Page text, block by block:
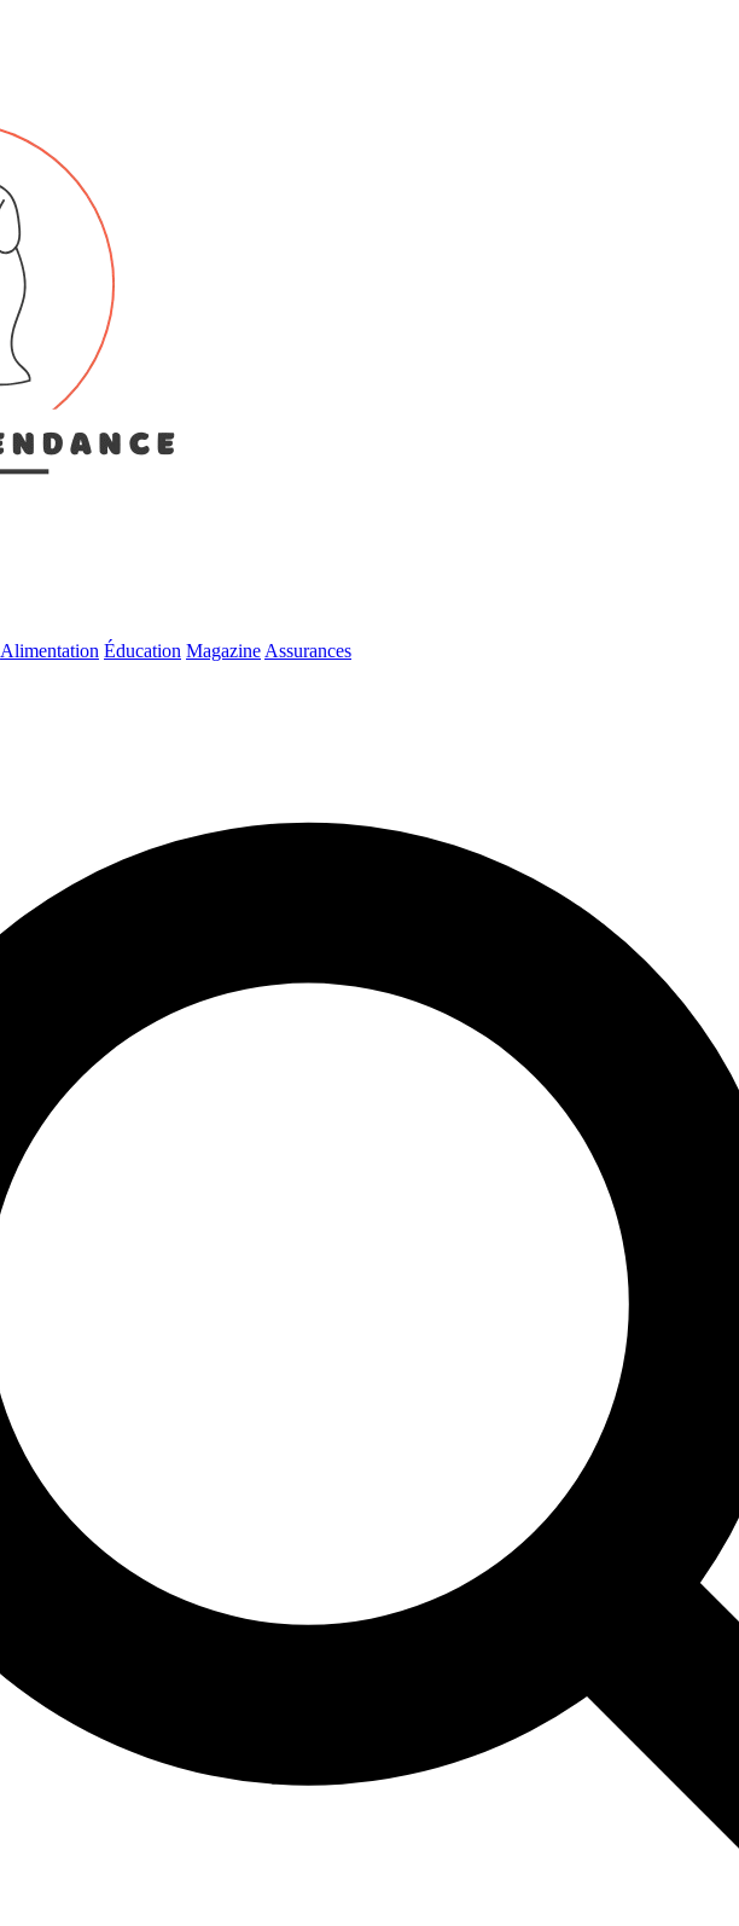
Alimentation Éducation Magazine Assurances